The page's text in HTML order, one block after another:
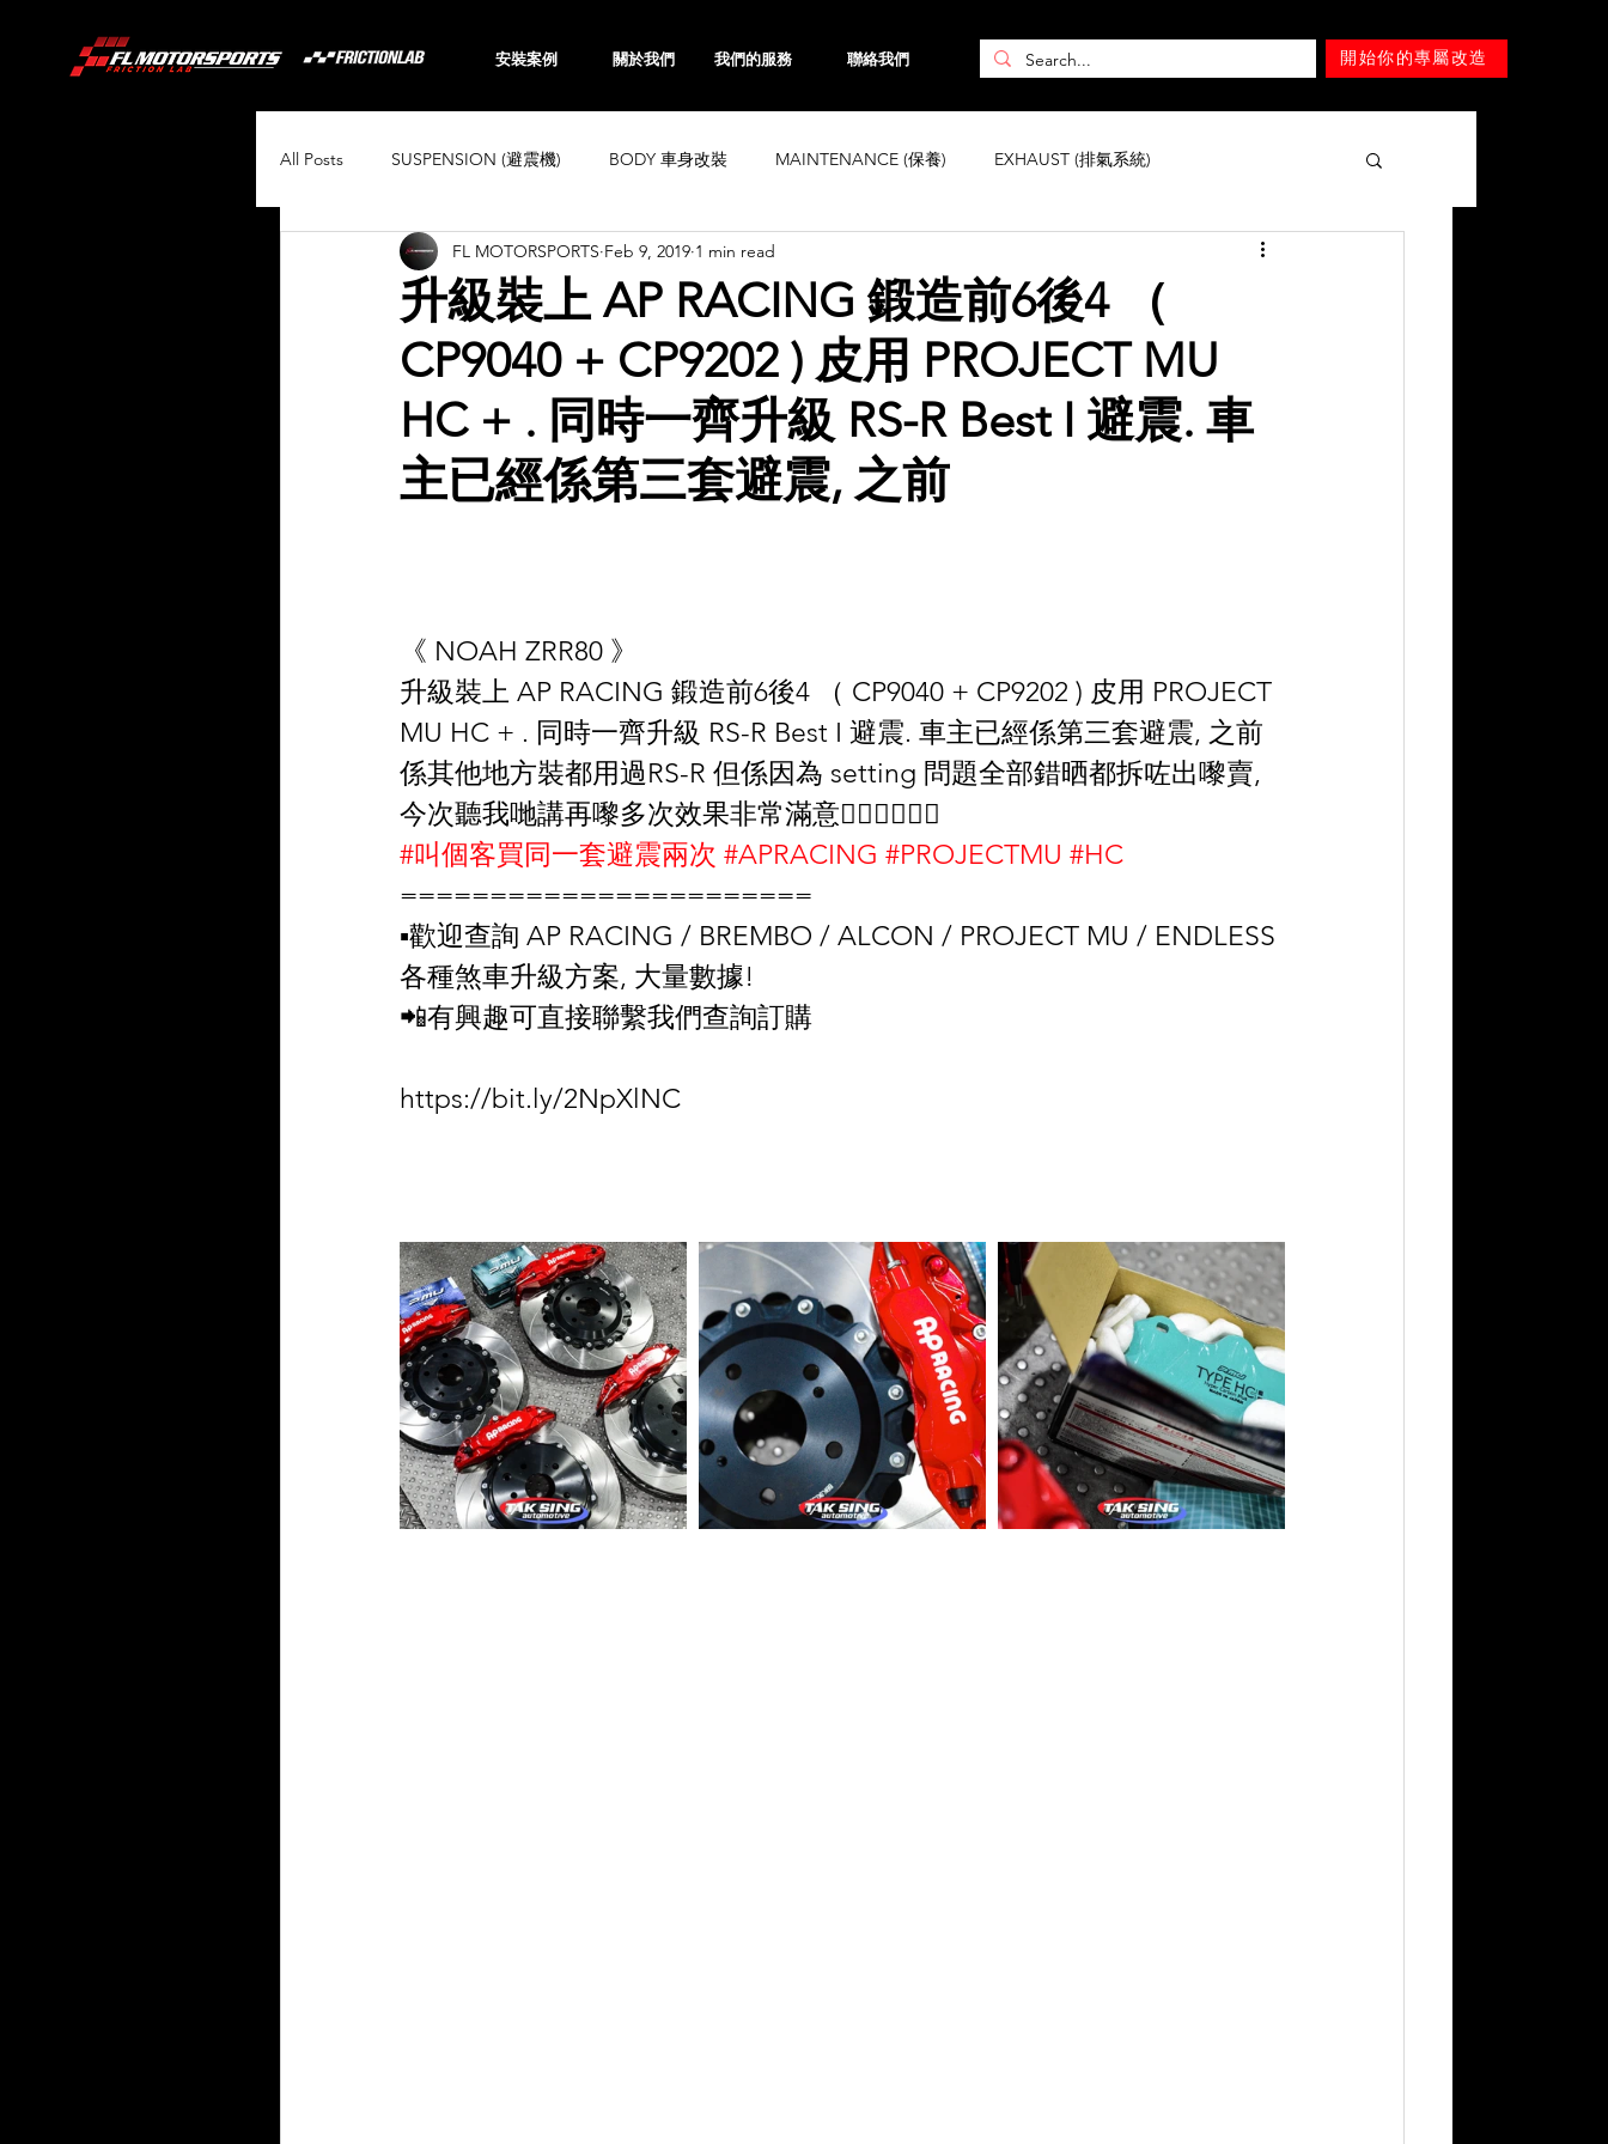
安裝案例 關於我們 我們的服務 聯絡我們 開始你的專屬改造
All Posts SUSPENSION (避震機) BODY 車身改裝 MAINTENANCE (保養) EXHAUST (排氣系統)
BRAKING (煞車系統) CHASSIS 車身強化 WHEELS 鈴 Mercedes-Benz
BMW Toyota Honda Subaru Mini Maserati Hyundai Lexus
Land Rover Kia MAZDA Mitsubishi SUZUKI
升級裝上 AP RACING 鍛造前6後4 （
CP9040 + CP9202 ) 皮用 PROJECT MU
HC + . 同時一齊升級 RS-R Best I 避震. 車
主已經係第三套避震, 之前
FL MOTORSPORTS Feb 9, 2019 1 min read
《 NOAH ZRR80 》
升級裝上 AP RACING 鍛造前6後4 （ CP9040 + CP9202 ) 皮用 PROJECT
MU HC + . 同時一齊升級 RS-R Best I 避震. 車主已經係第三套避震, 之前
係其他地方裝都用過RS-R 但係因為 setting 問題全部錯晒都拆咗出嚟賣,
今次聽我哋講再嚟多次效果非常滿意👌🏻👌🏻🙏🏻
#叫個客買同一套避震兩次 #APRACING #PROJECTMU #HC
=======================
▪️歡迎查詢 AP RACING / BREMBO / ALCON / PROJECT MU / ENDLESS
各種煞車升級方案, 大量數據!
📲有興趣可直接聯繫我們查詢訂購
https://bit.ly/2NpXlNC